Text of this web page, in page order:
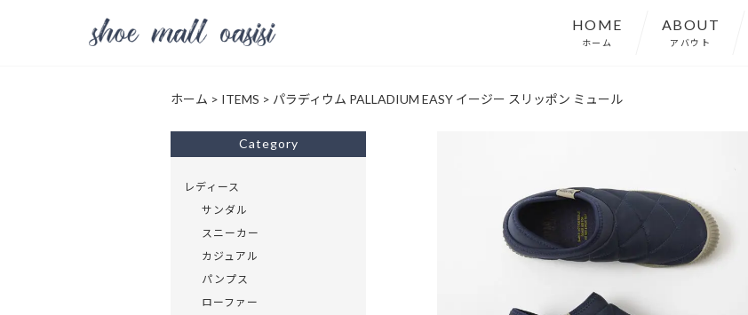
HOME
ホーム
ABOUT
アバウト
ホーム > ITEMS > パラディウム PALLADIUM EASY イージー スリッポン ミュール
Category
レディース
サンダル
スニーカー
カジュアル
パンプス
ローファー